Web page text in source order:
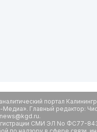
портал
Главный редактор:
СМИ ЭЛ No ФС77-